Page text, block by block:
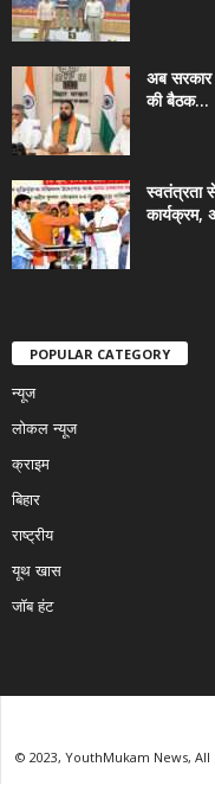
अब सरकार
की बैठक...
स्वतंत्रता
कार्यक्रम,
POPULAR CATEGORY
न्यूज
लोकल न्यूज
क्राइम
बिहार
राष्ट्रीय
यूथ खास
जॉब हंट
© 2023, YouthMukam News,